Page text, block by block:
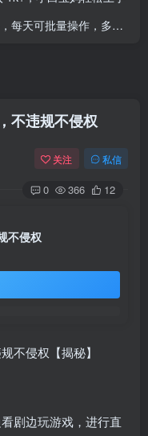
批量操作，多劳多得！
不违规不侵权
关注 私信
0 366 12
不侵权
不侵权【揭秘】
剧边玩游戏，进行直